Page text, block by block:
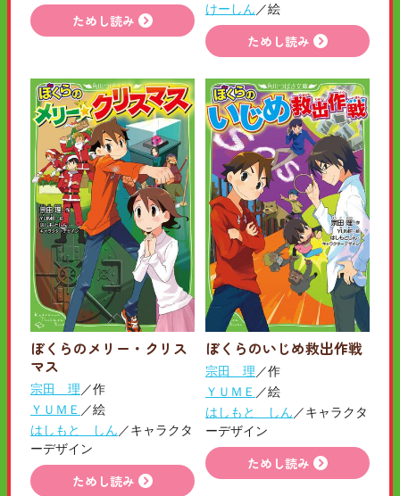
ためし読み
けーしん ／絵
ためし読み
ぼくらのメリー・クリス
マス
宗田 理 ／作
ＹＵＭＥ ／絵
はしもと しん ／キャラクタ
ーデザイン
ためし読み
ぼくらのいじめ救出作戦
宗田 理 ／作
ＹＵＭＥ ／絵
はしもと しん ／キャラクタ
ーデザイン
ためし読み